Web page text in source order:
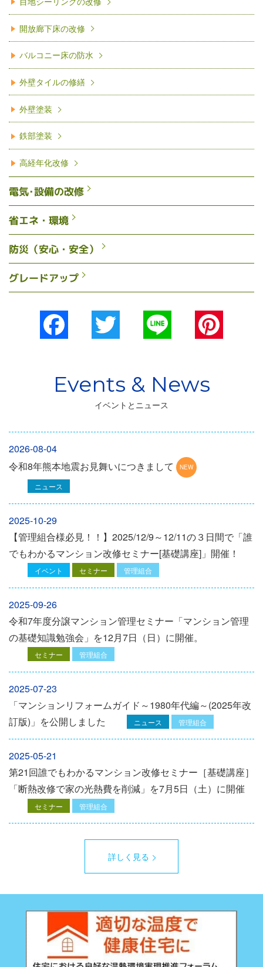
開放廊下床の改修
バルコニー床の防水
外壁タイルの修繕
外壁塗装
鉄部塗装
高経年化改修
電気･設備の改修
省エネ・環境
防災（安心・安全）
グレードアップ
Facebook
イベントとニュース
2026-08-04
令和8年熊本地震お見舞いにつきまして
ニュース
2025-10-29
【管理組合様必見！！】2025/12/9～12/11の３日間で「誰
でもわかるマンション改修セミナー[基礎講座]」開催！
イベント セミナー 管理組合
2025-09-26
令和7年度分譲マンション管理セミナー「マンション管理
の基礎知識勉強会」を12⽉7⽇（⽇）に開催。
セミナー 管理組合
2025-07-23
「マンションリフォームガイド～1980年代編～(2025年改
訂版)」を公開しました
ニュース 管理組合
2025-05-21
第21回誰でもわかるマンション改修セミナー［基礎講座］
「断熱改修で家の光熱費を削減」を7月5日（土）に開催
セミナー 管理組合
詳しく見る